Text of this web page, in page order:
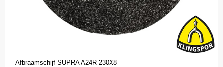
Afbraamschijf SUPRA A24R 230X8